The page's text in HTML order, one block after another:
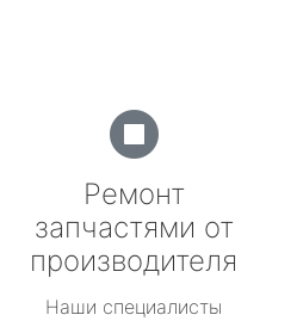
Ремонт
запчастями от
производителя
Наши специалисты